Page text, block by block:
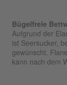
Bügelfreie
Aufgrund der
ist Seersucker,
gewünscht.
kann nach dem